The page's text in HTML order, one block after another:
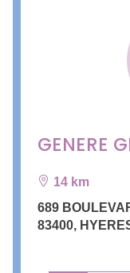
GENERE
14 km
689
83400,